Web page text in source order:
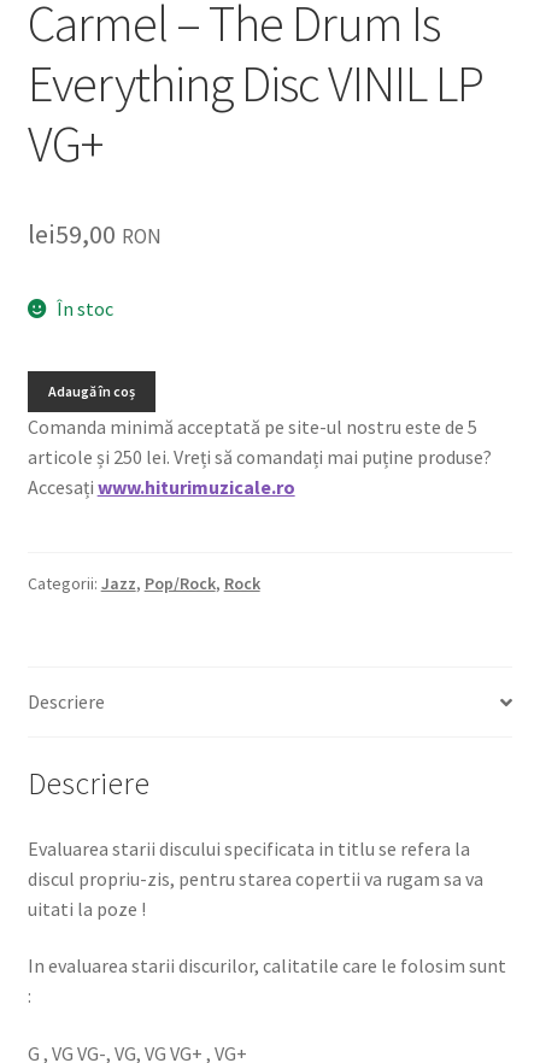
Carmel – The Drum Is
Everything Disc VINIL LP
VG+
lei59,00 RON
În stoc
Adaugă în coș
Comanda minimă acceptată pe site-ul nostru este de 5
articole și 250 lei. Vreți să comandați mai puține produse?
Accesați www.hiturimuzicale.ro
Categorii: Jazz, Pop/Rock, Rock
Descriere
Descriere
Evaluarea starii discului specificata in titlu se refera la
discul propriu-zis, pentru starea copertii va rugam sa va
uitati la poze !
In evaluarea starii discurilor, calitatile care le folosim sunt
:
G , VG VG-, VG, VG VG+ , VG+